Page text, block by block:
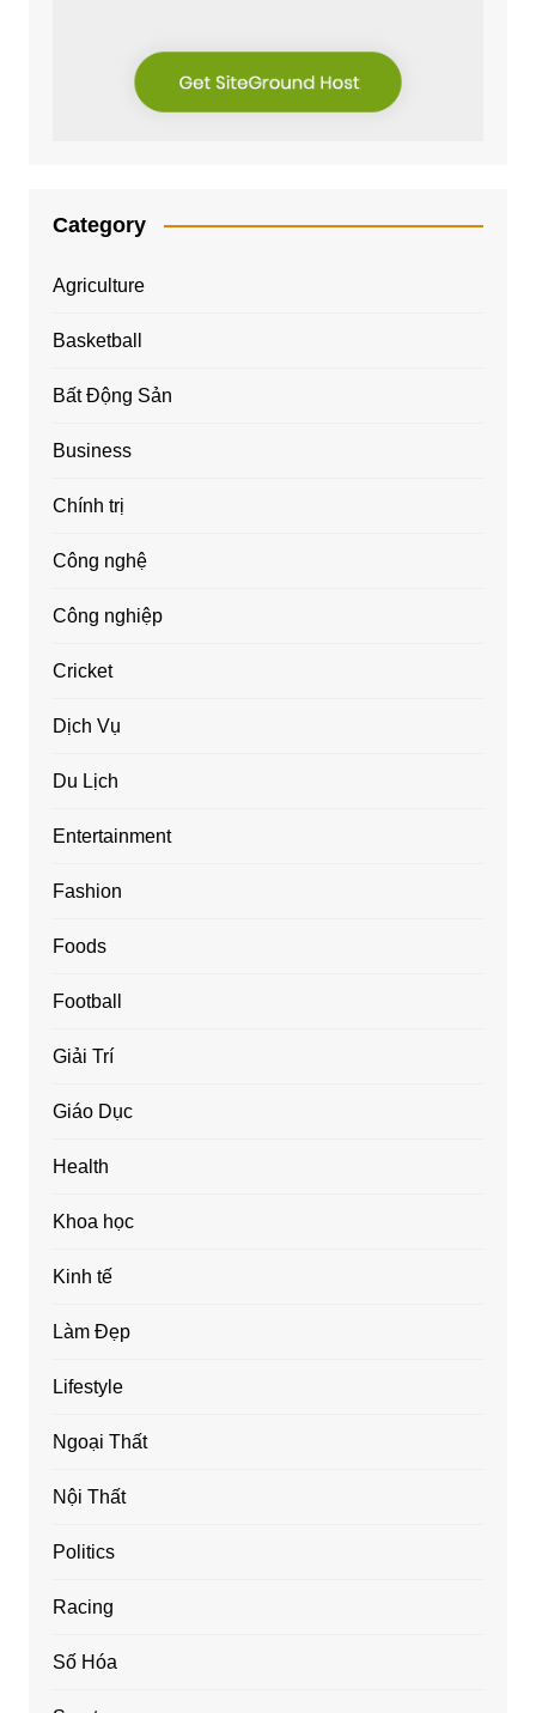
Category
Agriculture
Basketball
Bất Động Sản
Business
Chính trị
Công nghệ
Công nghiệp
Cricket
Dịch Vụ
Du Lịch
Entertainment
Fashion
Foods
Football
Giải Trí
Giáo Dục
Health
Khoa học
Kinh tế
Làm Đẹp
Lifestyle
Ngoại Thất
Nội Thất
Politics
Racing
Số Hóa